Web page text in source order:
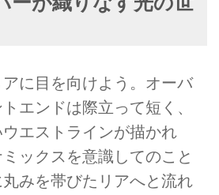
に目を向けよう。オーバ
エンドは際立って短く、
エストラインが描かれ
ックスを意識してのこと
みを帯びたリアへと流れ